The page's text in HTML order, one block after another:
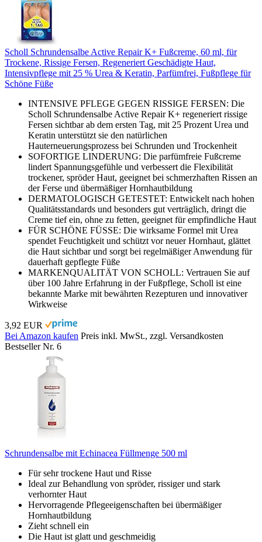
Scholl Schrundensalbe Active Repair K+ Fußcreme, 60 ml, für
Trockene, Rissige Fersen, Regeneriert Geschädigte Haut,
Intensivpflege mit 25 % Urea & Keratin, Parfümfrei, Fußpflege für
Schöne Füße
INTENSIVE PFLEGE GEGEN RISSIGE FERSEN: Die
Scholl Schrundensalbe Active Repair K+ regeneriert rissige
Fersen sichtbar ab dem ersten Tag, mit 25 Prozent Urea und
Keratin unterstützt sie den natürlichen
Hauterneuerungsprozess bei Schrunden und Trockenheit
SOFORTIGE LINDERUNG: Die parfümfreie Fußcreme
lindert Spannungsgefühle und verbessert die Flexibilität
trockener, spröder Haut, geeignet bei schmerzhaften Rissen an
der Ferse und übermäßiger Hornhautbildung
DERMATOLOGISCH GETESTET: Entwickelt nach hohen
Qualitätsstandards und besonders gut verträglich, dringt die
Creme tief ein, ohne zu fetten, geeignet für empfindliche Haut
FÜR SCHÖNE FÜSSE: Die wirksame Formel mit Urea
spendet Feuchtigkeit und schützt vor neuer Hornhaut, glättet
die Haut sichtbar und sorgt bei regelmäßiger Anwendung für
dauerhaft gepflegte Füße
MARKENQUALITÄT VON SCHOLL: Vertrauen Sie auf
über 100 Jahre Erfahrung in der Fußpflege, Scholl ist eine
bekannte Marke mit bewährten Rezepturen und innovativer
Wirkweise
3,92 EUR
Bei Amazon kaufen Preis inkl. MwSt., zzgl. Versandkosten
Bestseller Nr. 6
Schrundensalbe mit Echinacea Füllmenge 500 ml
Für sehr trockene Haut und Risse
Ideal zur Behandlung von spröder, rissiger und stark
verhornter Haut
Hervorragende Pflegeeigenschaften bei übermäßiger
Hornhautbildung
Zieht schnell ein
Die Haut ist glatt und geschmeidig